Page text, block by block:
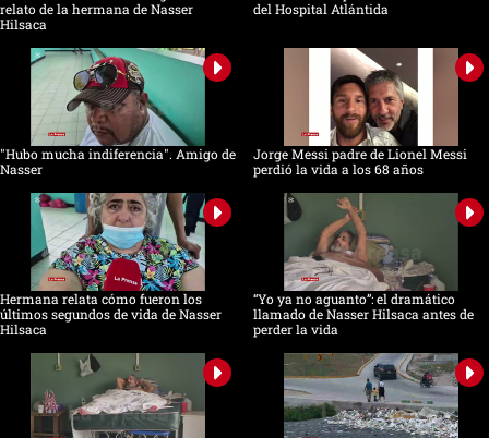
relato de la hermana de Nasser
Hilsaca
del Hospital Atlántida
"Hubo mucha indiferencia". Amigo de
Nasser
Jorge Messi padre de Lionel Messi
perdió la vida a los 68 años
Hermana relata cómo fueron los
últimos segundos de vida de Nasser
Hilsaca
“Yo ya no aguanto”: el dramático
llamado de Nasser Hilsaca antes de
perder la vida